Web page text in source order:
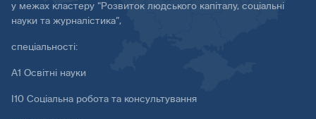
у межах кластеру “Розвиток людського капіталу, соціальні
науки та журналістика”,
спеціальності:
А1 Освітні науки
І10 Соціальна робота та консультування